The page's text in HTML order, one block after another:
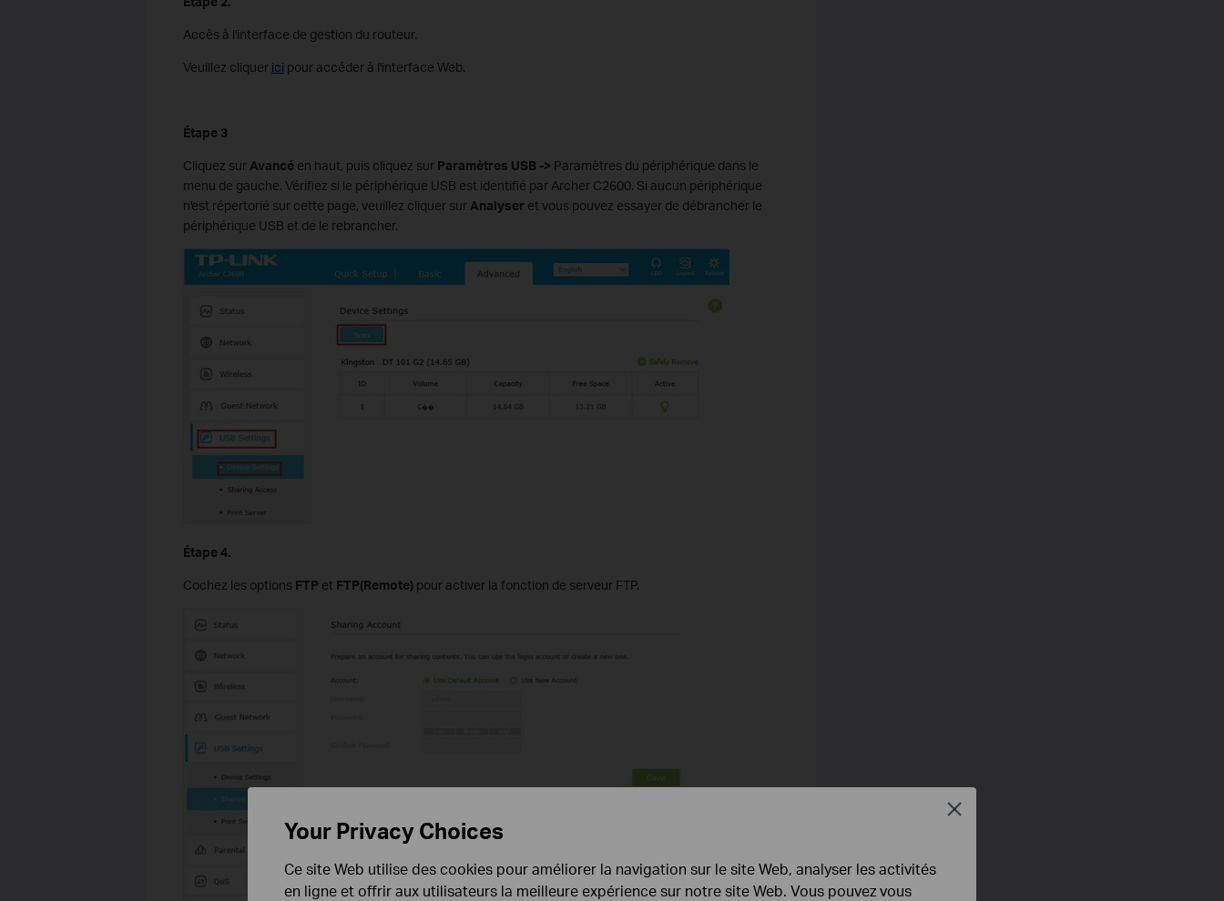
Accès à l'interface de gestion du routeur.
Veuillez cliquer ici pour accéder à l'interface Web.
Étape 3
Cliquez sur Avancéen haut, puis cliquez sur Paramètres USB -> Paramètres du périphérique dans le
menu de gauche. Vérifiez si le périphérique USB est identifié par Archer C2600. Si aucun périphérique
n'est répertorié sur cette page, veuillez cliquer sur Analyser et vous pouvez essayer de débrancher le
périphérique USB et de le rebrancher.
Étape 4.
Cochez les options FTP et FTP(Remote) pour activer la fonction de serveur FTP.
Your Privacy Choices
Ce site Web utilise des cookies pour améliorer la navigation sur le site Web, analyser les activités
en ligne et offrir aux utilisateurs la meilleure expérience sur notre site Web. Vous pouvez vous
Close